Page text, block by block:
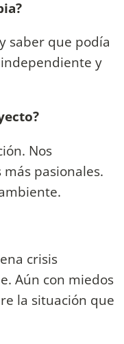
saber que podía
y
Nos
pasionales.
crisis
Aún con miedos
la situación que